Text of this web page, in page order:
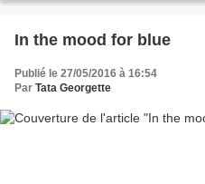
In the mood for blue
Publié le 27/05/2016 à 16:54
Par Tata Georgette